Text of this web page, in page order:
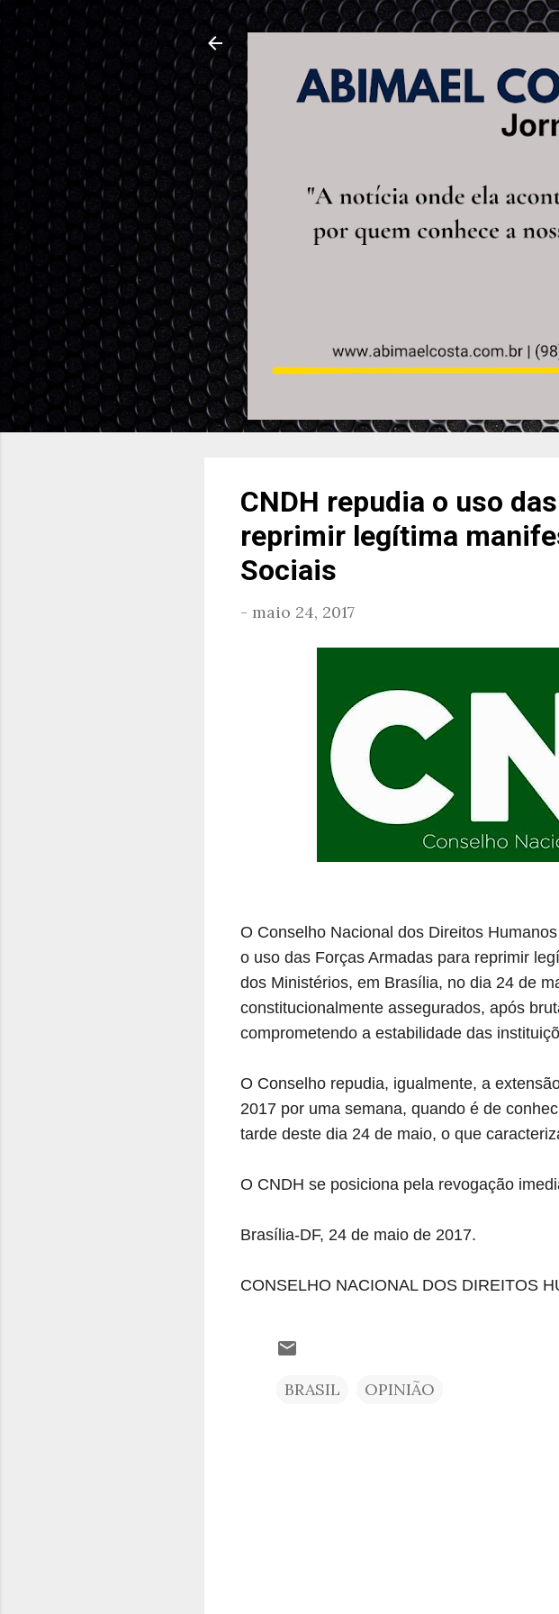
Pular
CNDH repudia o uso
reprimir legítima
Sociais
- maio 24, 2017
O Conselho Nacional dos Direitos
o uso das Forças Armadas para reprimir
dos Ministérios, em Brasília, no dia 24 de
constitucionalmente assegurados, após
comprometendo a estabilidade das
O Conselho repudia, igualmente, a
2017 por uma semana, quando é de
tarde deste dia 24 de maio, o que
O CNDH se posiciona pela revogação
Brasília-DF, 24 de maio de 2017.
CONSELHO NACIONAL DOS DIREITOS
BRASIL OPINIÃO